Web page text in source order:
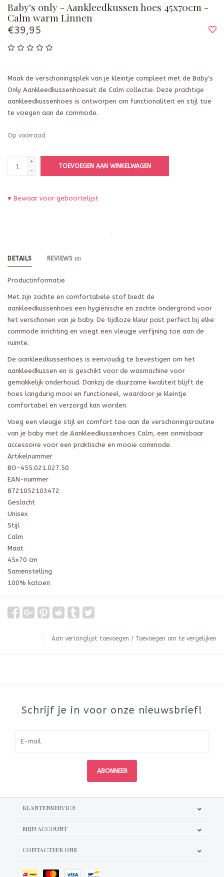
Baby's only - Aankleedkussen hoes 45x70cm -
Calm warm Linnen
€39,95
Maak de verschoningsplek van je kleintje compleet met de Baby's
Only Aankleedkussenhoesuit de Calm collectie. Deze prachtige
aankleedkussenhoes is ontworpen om functionaliteit en stijl toe
te voegen aan de commode.
Op voorraad
+
-
TOEVOEGEN AAN WINKELWAGEN
♥ Bewaar voor geboortelijst
DETAILS REVIEWS (0)
Productinformatie
Met zijn zachte en comfortabele stof biedt de
aankleedkussenhoes een hygiënische en zachte ondergrond voor
het verschonen van je baby. De tijdloze kleur past perfect bij elke
commode inrichting en voegt een vleugje verfijning toe aan de
ruimte.
De aankleedkussenhoes is eenvoudig te bevestigen om het
aankleedkussen en is geschikt voor de wasmachine voor
gemakkelijk onderhoud. Dankzij de duurzame kwaliteit blijft de
hoes langdurig mooi en functioneel, waardoor je kleintje
comfortabel en verzorgd kan worden.
Voeg een vleugje stijl en comfort toe aan de verschoningsroutine
van je baby met de Aankleedkussenhoes Calm, een onmisbaar
accessoire voor een praktische en mooie commode.
Artikelnummer
BO-455.021.027.50
EAN-nummer
8721052103472
Geslacht
Unisex
Stijl
Calm
Maat
45x70 cm
Samenstelling
100% katoen
Aan verlanglijst toevoegen / Toevoegen om te vergelijken
Schrijf je in voor onze nieuwsbrief!
ABONNEER
KLANTENSERVICE
MIJN ACCOUNT
CONTACTEER ONS